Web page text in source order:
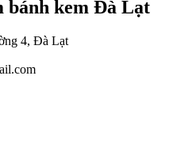
bánh kem Đà Lạt
4, Đà Lạt